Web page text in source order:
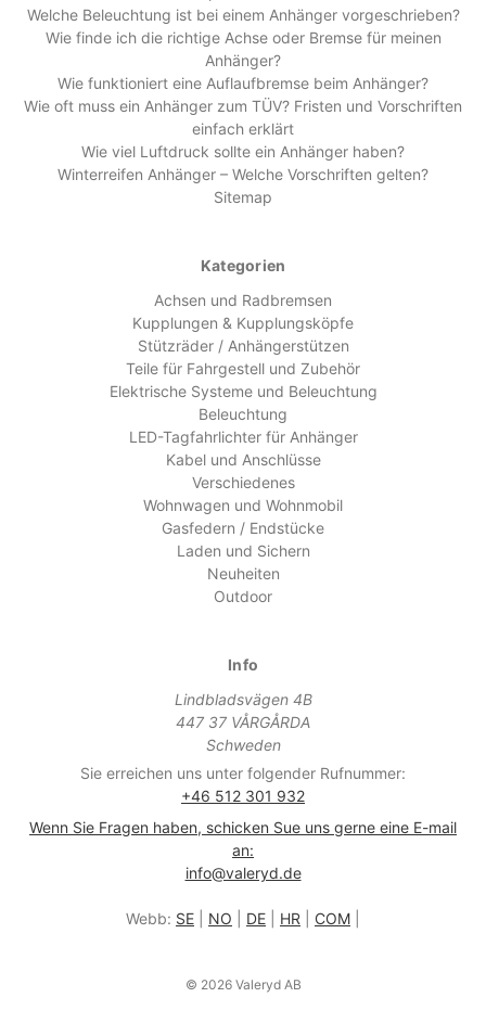
Welche Beleuchtung ist bei einem Anhänger vorgeschrieben?
Wie finde ich die richtige Achse oder Bremse für meinen
Anhänger?
Wie funktioniert eine Auflaufbremse beim Anhänger?
Wie oft muss ein Anhänger zum TÜV? Fristen und Vorschriften
einfach erklärt
Wie viel Luftdruck sollte ein Anhänger haben?
Winterreifen Anhänger – Welche Vorschriften gelten?
Sitemap
Kategorien
Achsen und Radbremsen
Kupplungen & Kupplungsköpfe
Stützräder / Anhängerstützen
Teile für Fahrgestell und Zubehör
Elektrische Systeme und Beleuchtung
Beleuchtung
LED-Tagfahrlichter für Anhänger
Kabel und Anschlüsse
Verschiedenes
Wohnwagen und Wohnmobil
Gasfedern / Endstücke
Laden und Sichern
Neuheiten
Outdoor
Info
Lindbladsvägen 4B
447 37 VÅRGÅRDA
Schweden
Sie erreichen uns unter folgender Rufnummer:
+46 512 301 932
Wenn Sie Fragen haben, schicken Sue uns gerne eine E-mail
an:
info@valeryd.de
Webb: SE NO DE HR COM
© 2026 Valeryd AB